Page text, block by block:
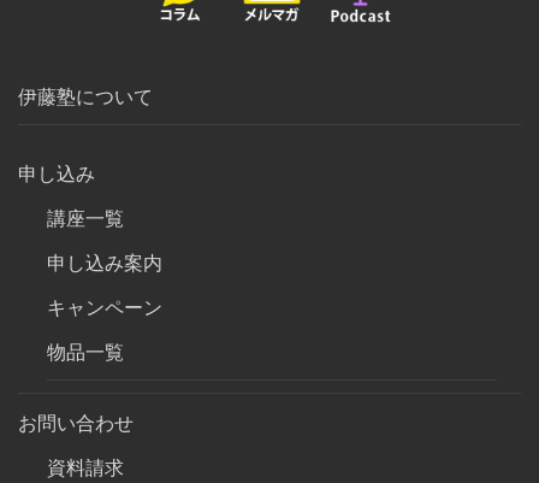
伊藤塾について
申し込み
講座一覧
申し込み案内
キャンペーン
物品一覧
お問い合わせ
資料請求